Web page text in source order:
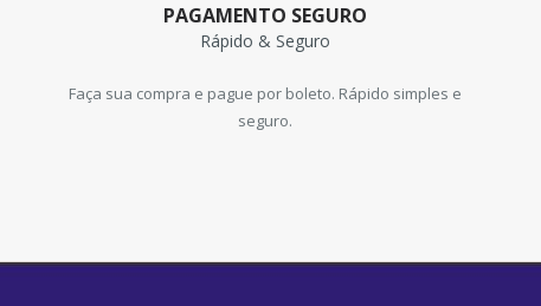
PAGAMENTO SEGURO
Rápido & Seguro
Faça sua compra e pague por boleto. Rápido simples e
seguro.